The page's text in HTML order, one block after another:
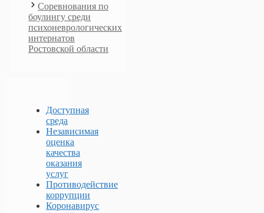
Соревнования по
боулингу среди
психоневрологических
интернатов
Ростовской области
Доступная
среда
Независимая
оценка
качества
оказания
услуг
Противодействие
коррупции
Коронавирус